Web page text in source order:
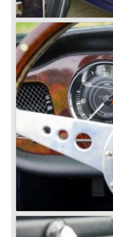
Triumphs new
impressed by
design a
asked Michelotti
smaller and
competitor was
The successor in
Triumph TR 4.
The Triumph TR 4
mechanics but it
Clear flowing lines
the TR 4 a very
changed; the
the engine room
car was fitted with
In the year 1964
(Independent
ninetieth century
a very nice